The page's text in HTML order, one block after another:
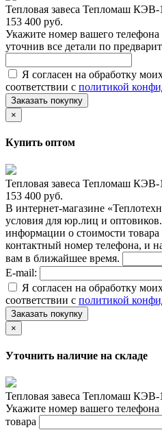
Тепловая завеса Тепломаш
153 400 руб.
Укажите номер вашего
уточнив все детали по
Я согласен на обработку
соответствии с политикой
Заказать покупку
×
Купить оптом
Тепловая завеса Тепломаш
153 400 руб.
В интернет-магазине
условия для юр.лиц и
информации о стоимости товара
контактный номер телефона, и
вам в ближайшее время.
E-mail:
Я согласен на обработку
соответствии с политикой
Заказать покупку
×
Уточнить наличие на складе
Тепловая завеса Тепломаш
Укажите номер вашего
товара